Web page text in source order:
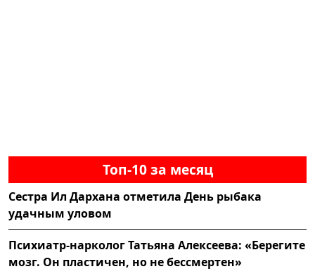
Топ-10 за месяц
Сестра Ил Дархана отметила День рыбака
удачным уловом
Психиатр-нарколог Татьяна Алексеева: «Берегите
мозг. Он пластичен, но не бессмертен»